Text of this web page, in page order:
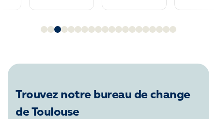
Trouvez notre bureau de change
de Toulouse